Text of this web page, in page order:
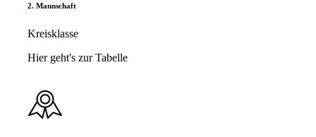
2. Mannschaft
Kreisklasse
Hier geht's zur Tabelle